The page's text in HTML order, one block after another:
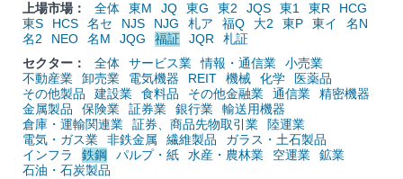
上場市場：
全体 東M JQ 東G 東2 JQS 東1 東R
HCG
東S
HCS 名セ NJS NJG 札ア 福Q 大2 東P 東イ
名N
名2
NEO 名M JQG 福証 JQR
札証
セクター：
全体 サービス業 情報・通信業
小売業
不動産業
卸売業 電気機器 REIT 機械 化学
医薬品
その他製品
建設業 食料品 その他金融業 通信業
精密機器
金属製品
保険業 証券業 銀行業
輸送用機器
倉庫・運輸関連業
証券、商品先物取引業
陸運業
電気・ガス業
非鉄金属 繊維製品
ガラス・土石製品
インフラ
鉄鋼 パルプ・紙 水産・農林業 空運業
鉱業
石油・石炭製品